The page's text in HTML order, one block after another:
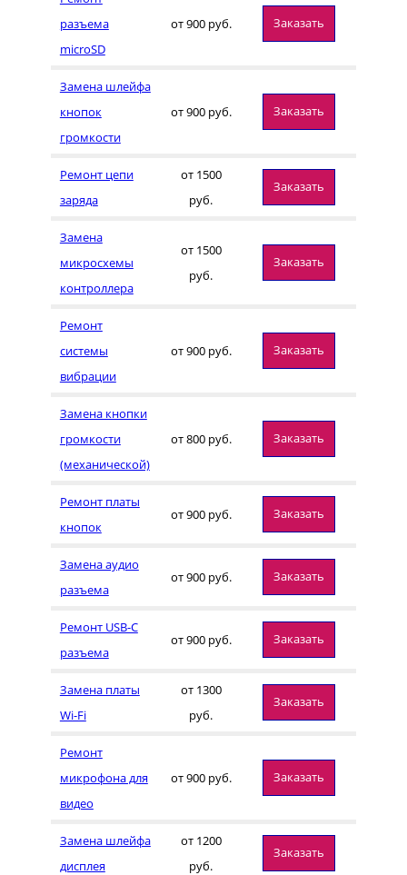
разъема
microSD
от 900 руб. Заказать
Замена шлейфа
кнопок
громкости
от 900 руб. Заказать
Ремонт цепи
заряда
от 1500
руб.
Заказать
Замена
микросхемы
контроллера
от 1500
руб.
Заказать
Ремонт
системы
вибрации
от 900 руб. Заказать
Замена кнопки
громкости
(механической)
от 800 руб. Заказать
Ремонт платы
кнопок
от 900 руб. Заказать
Замена аудио
разъема
от 900 руб. Заказать
Ремонт USB-C
разъема
от 900 руб. Заказать
Замена платы
Wi-Fi
от 1300
руб.
Заказать
Ремонт
микрофона для
видео
от 900 руб. Заказать
Замена шлейфа
дисплея
от 1200
руб.
Заказать